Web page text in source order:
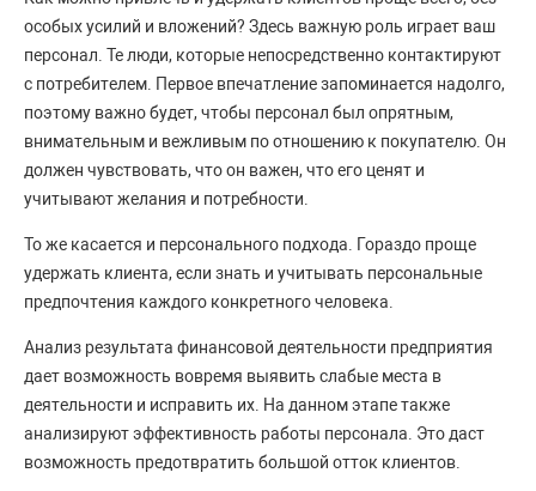
особых усилий и вложений? Здесь важную роль играет ваш
персонал. Те люди, которые непосредственно контактируют
с потребителем. Первое впечатление запоминается надолго,
поэтому важно будет, чтобы персонал был опрятным,
внимательным и вежливым по отношению к покупателю. Он
должен чувствовать, что он важен, что его ценят и
учитывают желания и потребности.
То же касается и персонального подхода. Гораздо проще
удержать клиента, если знать и учитывать персональные
предпочтения каждого конкретного человека.
Анализ результата финансовой деятельности предприятия
дает возможность вовремя выявить слабые места в
деятельности и исправить их. На данном этапе также
анализируют эффективность работы персонала. Это даст
возможность предотвратить большой отток клиентов.